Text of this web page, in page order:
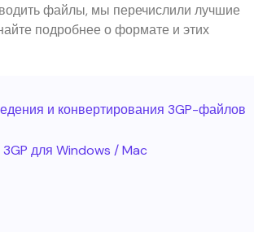
файлы, мы перечислили лучшие
подробнее о формате и этих
и конвертирования 3GP-файлов
для Windows / Mac